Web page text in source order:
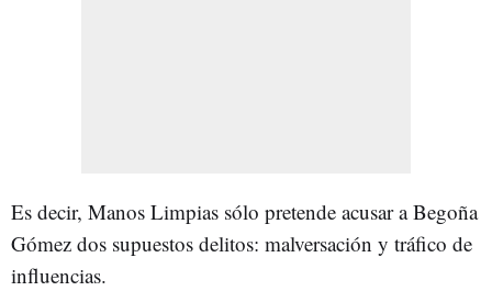
Es decir, Manos Limpias sólo pretende acusar a Begoña
Gómez dos supuestos delitos: malversación y tráfico de
influencias.